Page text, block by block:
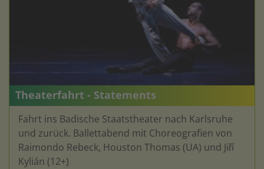
Theaterfahrt - Statements
Fahrt ins Badische Staatstheater nach Karlsruhe
und zurück. Ballettabend mit Choreografien von
Raimondo Rebeck, Houston Thomas (UA) und Jiří
Kylián (12+)